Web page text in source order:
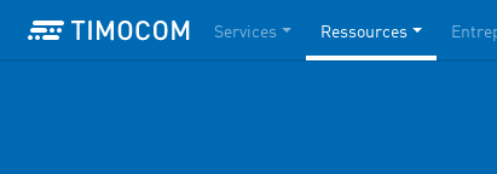
Services Ressources